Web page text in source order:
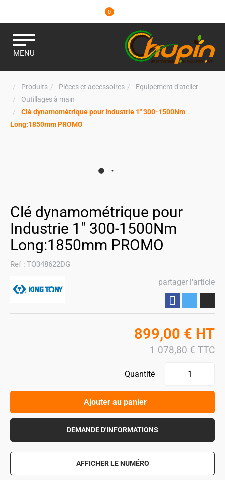
0
MENU
Produits Pièces et accessoires
Equipement d'atelier
Outillages à main
Clé dynamométrique pour Industrie 1" 300-1500Nm
Long:1850mm PROMO
Clé dynamométrique pour
Industrie 1" 300-1500Nm
Long:1850mm PROMO
Ref : TO348622DG
partager l'article
899,00 € HT
1 078,80 € TTC
Quantité
Ajouter au panier
DEMANDE D'INFORMATIONS
AFFICHER LE NUMÉRO